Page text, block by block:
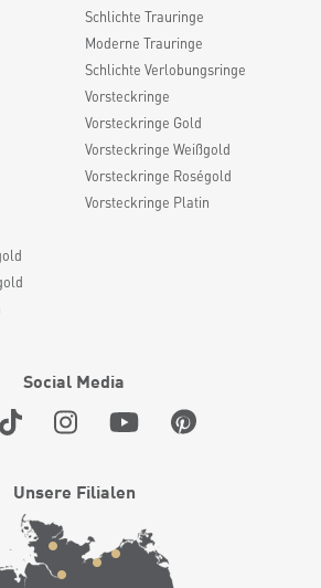
Schlichte Trauringe
Moderne Trauringe
Schlichte Verlobungsringe
Vorsteckringe
Vorsteckringe Gold
Vorsteckringe Weißgold
Vorsteckringe Roségold
Vorsteckringe Platin
Social Media
Unsere Filialen